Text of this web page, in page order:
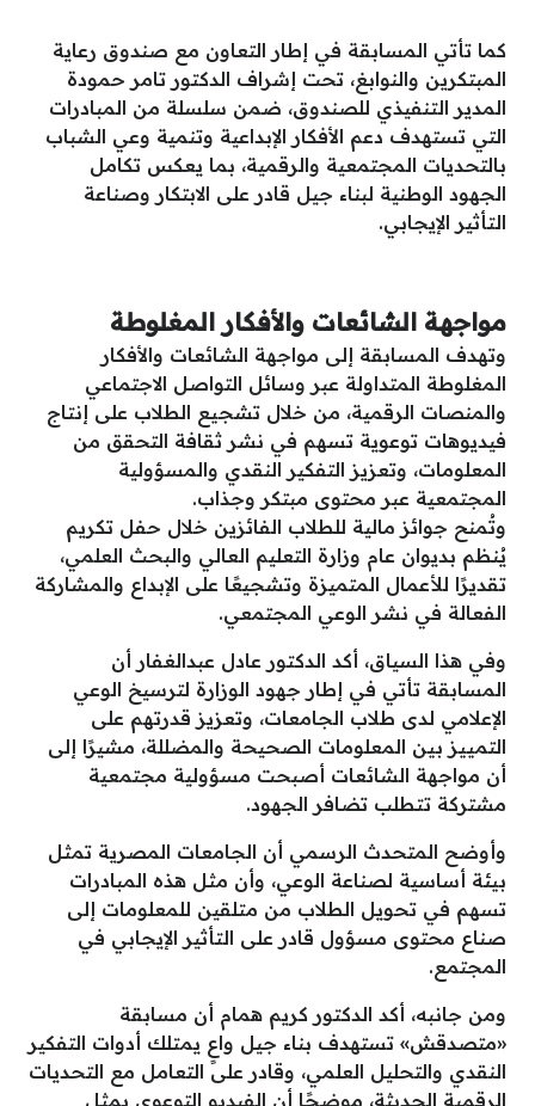
كما تأتي المسابقة في إطار التعاون مع صندوق رعاية
المبتكرين والنوابغ، تحت إشراف الدكتور تامر حمودة
المدير التنفيذي للصندوق، ضمن سلسلة من المبادرات
التي تستهدف دعم الأفكار الإبداعية وتنمية وعي الشباب
بالتحديات المجتمعية والرقمية، بما يعكس تكامل
الجهود الوطنية لبناء جيل قادر على الابتكار وصناعة
التأثير الإيجابي.
مواجهة الشائعات والأفكار المغلوطة
وتهدف المسابقة إلى مواجهة الشائعات والأفكار
المغلوطة المتداولة عبر وسائل التواصل الاجتماعي
والمنصات الرقمية، من خلال تشجيع الطلاب على إنتاج
فيديوهات توعوية تسهم في نشر ثقافة التحقق من
المعلومات، وتعزيز التفكير النقدي والمسؤولية
المجتمعية عبر محتوى مبتكر وجذاب.
وتُمنح جوائز مالية للطلاب الفائزين خلال حفل تكريم
يُنظم بديوان عام وزارة التعليم العالي والبحث العلمي،
تقديرًا للأعمال المتميزة وتشجيعًا على الإبداع والمشاركة
الفعالة في نشر الوعي المجتمعي.
وفي هذا السياق، أكد الدكتور عادل عبدالغفار أن
المسابقة تأتي في إطار جهود الوزارة لترسيخ الوعي
الإعلامي لدى طلاب الجامعات، وتعزيز قدرتهم على
التمييز بين المعلومات الصحيحة والمضللة، مشيرًا إلى
أن مواجهة الشائعات أصبحت مسؤولية مجتمعية
مشتركة تتطلب تضافر الجهود.
وأوضح المتحدث الرسمي أن الجامعات المصرية تمثل
بيئة أساسية لصناعة الوعي، وأن مثل هذه المبادرات
تسهم في تحويل الطلاب من متلقين للمعلومات إلى
صناع محتوى مسؤول قادر على التأثير الإيجابي في
المجتمع.
ومن جانبه، أكد الدكتور كريم همام أن مسابقة
«متصدقش» تستهدف بناء جيل واعٍ يمتلك أدوات التفكير
النقدي والتحليل العلمي، وقادر على التعامل مع التحديات
الرقمية الحديثة، موضحًا أن الفيديو التوعوي يمثل